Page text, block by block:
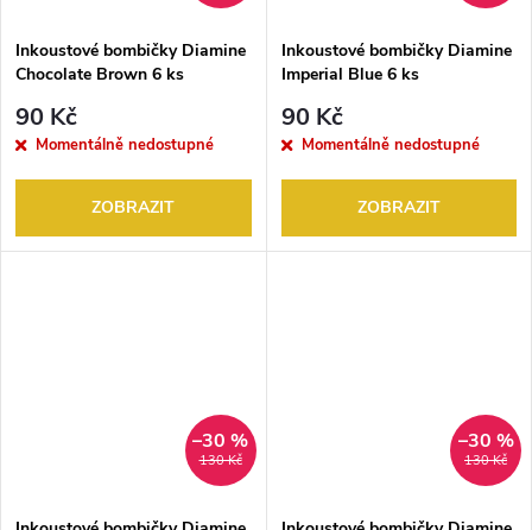
Inkoustové bombičky Diamine
Chocolate Brown 6 ks
90 Kč
Momentálně nedostupné
ZOBRAZIT
Inkoustové bombičky Diamine
Imperial Blue 6 ks
90 Kč
Momentálně nedostupné
ZOBRAZIT
130 Kč
–30 %
130 Kč
–30 %